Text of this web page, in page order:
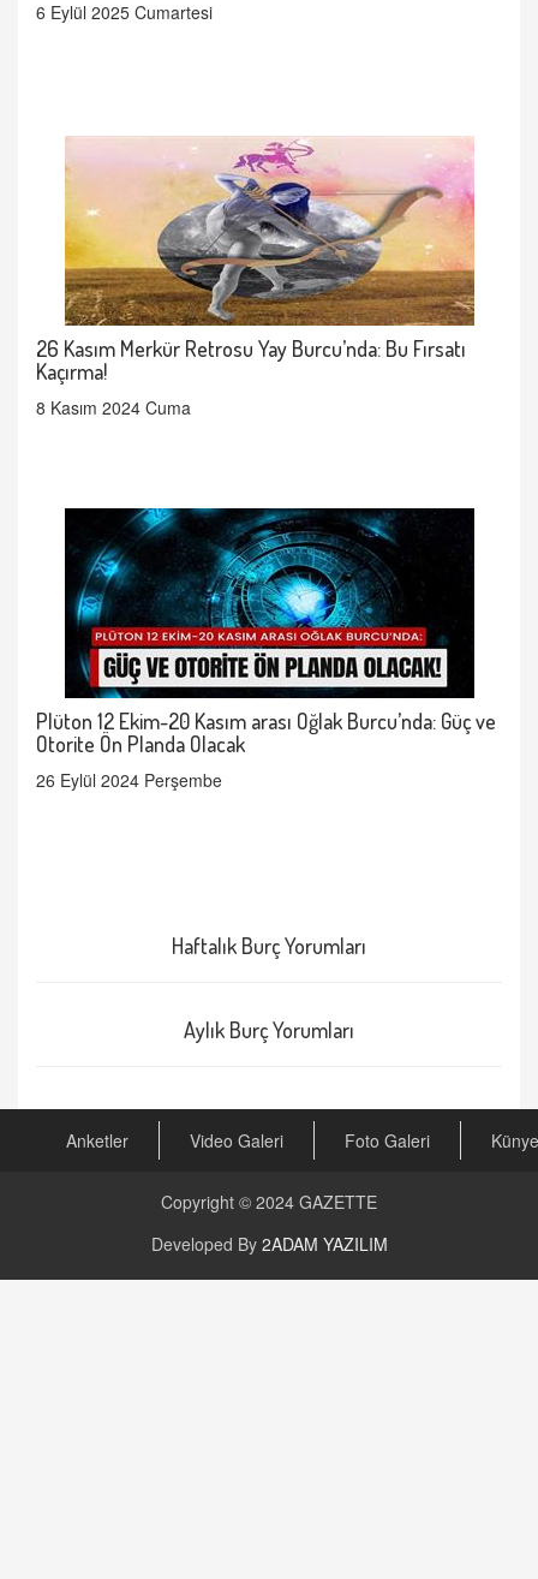
6 Eylül 2025 Cumartesi
26 Kasım Merkür Retrosu Yay Burcu’nda: Bu Fırsatı
Kaçırma!
8 Kasım 2024 Cuma
Plüton 12 Ekim-20 Kasım arası Oğlak Burcu’nda: Güç ve
Otorite Ön Planda Olacak
26 Eylül 2024 Perşembe
Haftalık Burç Yorumları
Aylık Burç Yorumları
Anketler Video Galeri Foto Galeri Künye
Copyright © 2024 GAZETTE
Developed By 2ADAM YAZILIM